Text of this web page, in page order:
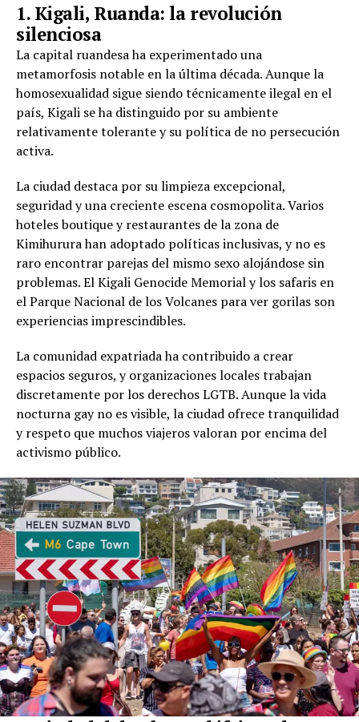
1. Kigali, Ruanda: la revolución
silenciosa
La capital ruandesa ha experimentado una
metamorfosis notable en la última década. Aunque la
homosexualidad sigue siendo técnicamente ilegal en el
país, Kigali se ha distinguido por su ambiente
relativamente tolerante y su política de no persecución
activa.
La ciudad destaca por su limpieza excepcional,
seguridad y una creciente escena cosmopolita. Varios
hoteles boutique y restaurantes de la zona de
Kimihurura han adoptado políticas inclusivas, y no es
raro encontrar parejas del mismo sexo alojándose sin
problemas. El Kigali Genocide Memorial y los safaris en
el Parque Nacional de los Volcanes para ver gorilas son
experiencias imprescindibles.
La comunidad expatriada ha contribuido a crear
espacios seguros, y organizaciones locales trabajan
discretamente por los derechos LGTB. Aunque la vida
nocturna gay no es visible, la ciudad ofrece tranquilidad
y respeto que muchos viajeros valoran por encima del
activismo público.